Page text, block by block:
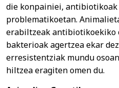
die konpainiei, antibiotikoak
problematikoetan.
erabiltzeak antibiotikoekiko
bakterioak agertzea ekar
erresistentziak mundu
hiltzea eragiten omen du.